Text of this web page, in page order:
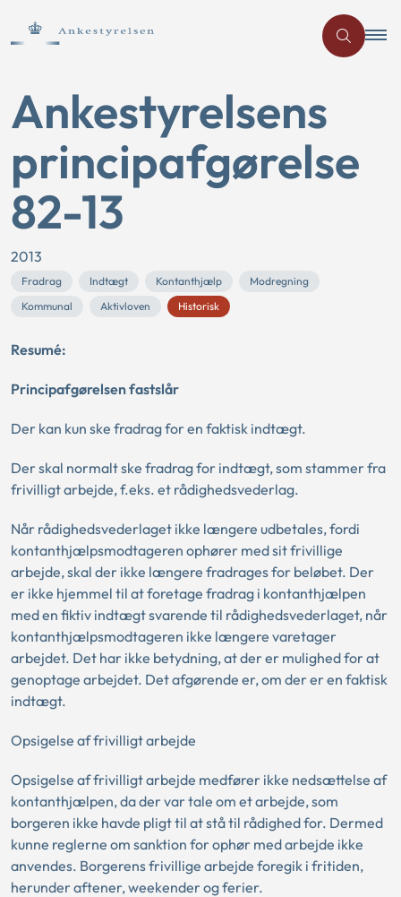
Ankestyrelsens
principafgørelse
82-13
2013
Fradrag Indtægt Kontanthjælp
Modregning
Kommunal
Aktivloven Historisk
Resumé:
Principafgørelsen fastslår
Der kan kun ske fradrag for en faktisk indtægt.
Der skal normalt ske fradrag for indtægt, som stammer fra
frivilligt arbejde, f.eks. et rådighedsvederlag.
Når rådighedsvederlaget ikke længere udbetales, fordi
kontanthjælpsmodtageren ophører med sit frivillige
arbejde, skal der ikke længere fradrages for beløbet. Der
er ikke hjemmel til at foretage fradrag i kontanthjælpen
med en fiktiv indtægt svarende til rådighedsvederlaget, når
kontanthjælpsmodtageren ikke længere varetager
arbejdet. Det har ikke betydning, at der er mulighed for at
genoptage arbejdet. Det afgørende er, om der er en faktisk
indtægt.
Opsigelse af frivilligt arbejde
Opsigelse af frivilligt arbejde medfører ikke nedsættelse af
kontanthjælpen, da der var tale om et arbejde, som
borgeren ikke havde pligt til at stå til rådighed for. Dermed
kunne reglerne om sanktion for ophør med arbejde ikke
anvendes. Borgerens frivillige arbejde foregik i fritiden,
herunder aftener, weekender og ferier.